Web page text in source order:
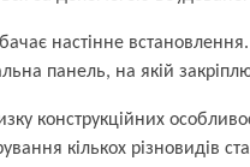
настінне
панель, на якій
конструкційних
кількох різновидів